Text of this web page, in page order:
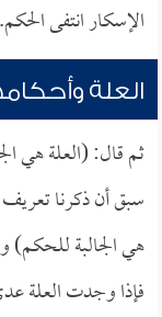
الإسكار انتفى الحكم.
العلة
ثم قال: (العلة هي
سبق أن ذكرنا تعريف
هي الجالبة للحكم)
فإذا وجدت العلة